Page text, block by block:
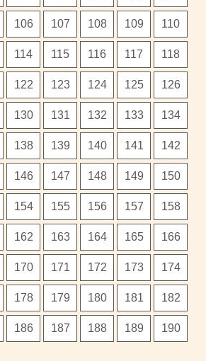
106 107 108 109 110
114 115 116 117 118
122 123 124 125 126
130 131 132 133 134
138 139 140 141 142
146 147 148 149 150
154 155 156 157 158
162 163 164 165 166
170 171 172 173 174
178 179 180 181 182
186 187 188 189 190